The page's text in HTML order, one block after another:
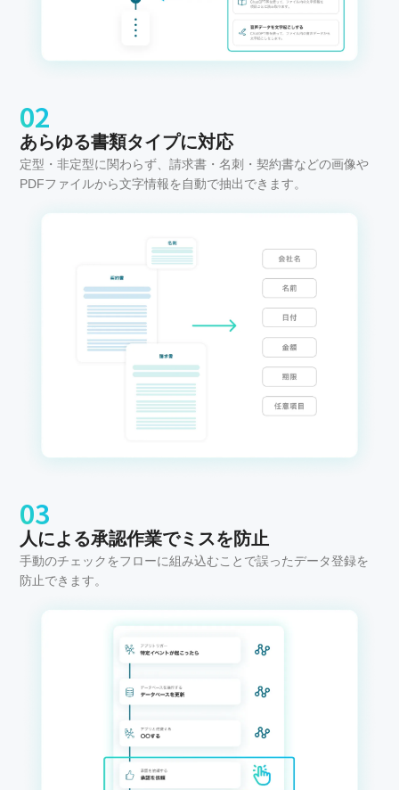
02
あらゆる書類タイプに対応
定型・非定型に関わらず、請求書・名刺・契約書などの画像や
PDFファイルから文字情報を自動で抽出できます。
03
人による承認作業でミスを防止
手動のチェックをフローに組み込むことで誤ったデータ登録を
防止できます。